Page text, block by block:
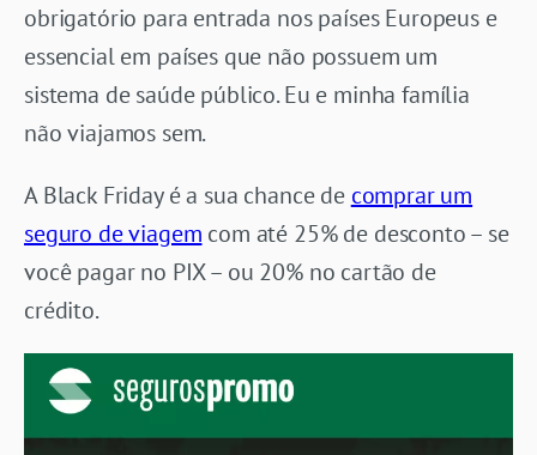
obrigatório para entrada nos países Europeus e
essencial em países que não possuem um
sistema de saúde público. Eu e minha família
não viajamos sem.
A Black Friday é a sua chance de comprar um
seguro de viagem com até 25% de desconto – se
você pagar no PIX – ou 20% no cartão de
crédito.